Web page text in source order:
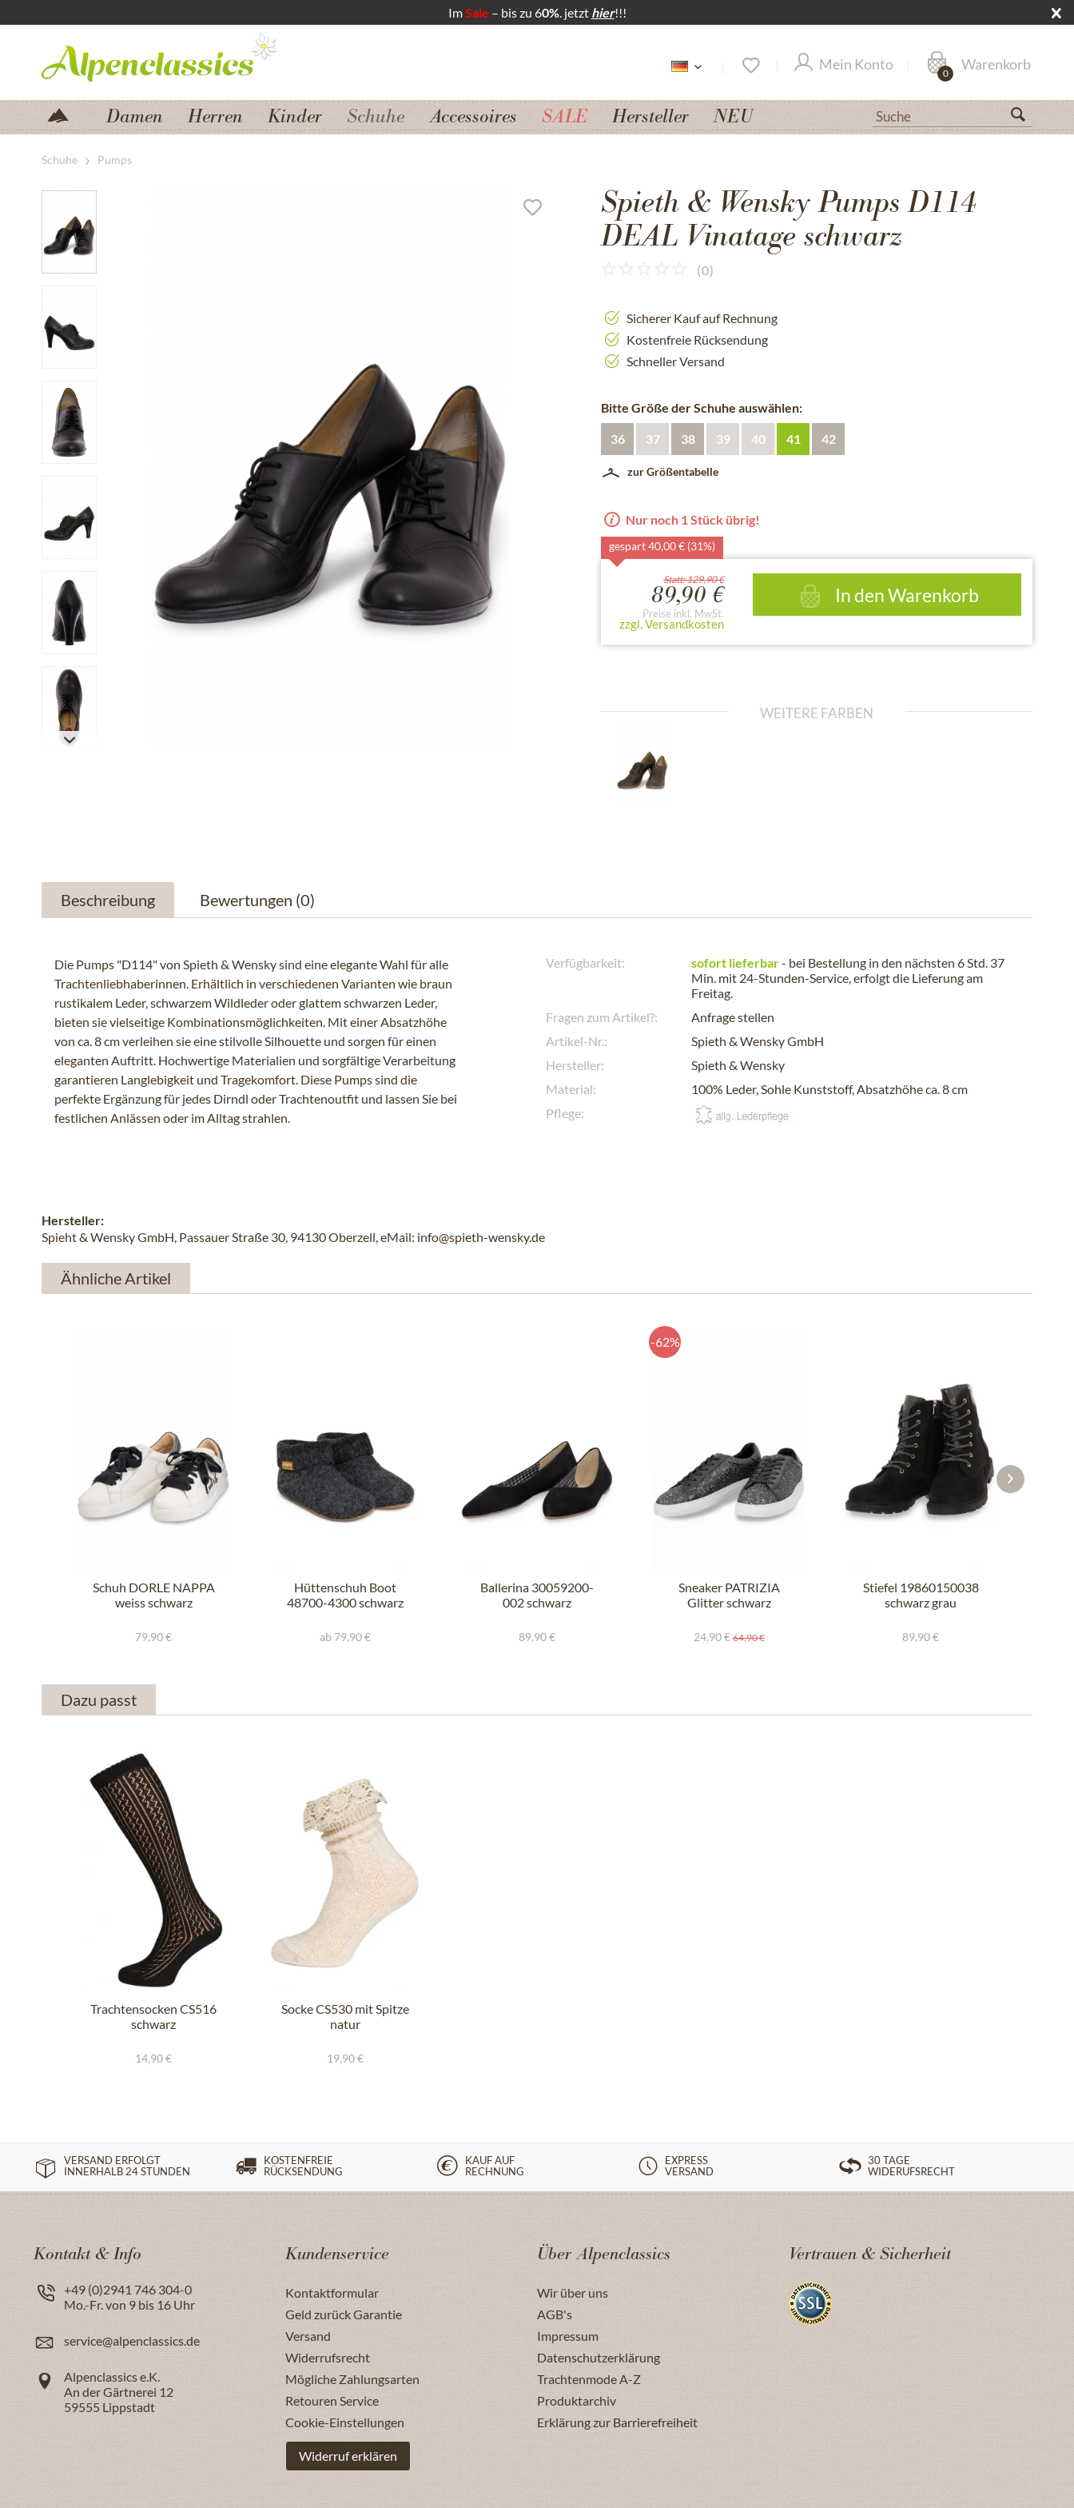
ImSale – bis zu 60%. jetzt hier!!!
Zum Hauptbereich springen
Mein Konto Warenkorb
0
Damen Herren Kinder Schuhe Accessoires SALE Hersteller NEU
Schuhe Pumps
Spieth & Wensky Pumps D114
DEAL Vinatage schwarz
(0)
Sicherer Kauf auf Rechnung
Kostenfreie Rücksendung
Schneller Versand
Bitte Größe der Schuhe auswählen:
36 37 38 39 40 41 42
zur Größentabelle
Nur noch 1 Stück übrig!
Statt: 129,90 €
89,90 €
gespart 40,00 € (31%)
Preise inkl. MwSt.
zzgl. Versandkosten
In denWarenkorb
WEITERE FARBEN
Beschreibung Bewertungen (0)
Die Pumps "D114" von Spieth & Wensky sind eine elegante Wahl für alle
Trachtenliebhaberinnen. Erhältlich in verschiedenen Varianten wie braun
rustikalem Leder, schwarzem Wildleder oder glattem schwarzen Leder,
bieten sie vielseitige Kombinationsmöglichkeiten. Mit einer Absatzhöhe
von ca. 8 cm verleihen sie eine stilvolle Silhouette und sorgen für einen
eleganten Auftritt. Hochwertige Materialien und sorgfältige Verarbeitung
garantieren Langlebigkeit und Tragekomfort. Diese Pumps sind die
perfekte Ergänzung für jedes Dirndl oder Trachtenoutfit und lassen Sie bei
festlichen Anlässen oder im Alltag strahlen.
Verfügbarkeit: sofort lieferbar- bei Bestellung in den nächsten 6 Std. 37
Min. mit 24-Stunden-Service, erfolgt die Lieferung am
Freitag.
Fragen zum Artikel?:
Anfrage stellen
Artikel-Nr.:
Spieth & Wensky GmbH
Hersteller:
Spieth & Wensky
Material:
100% Leder, Sohle Kunststoff, Absatzhöhe ca. 8 cm
Pflege:
Hersteller:
Spieht & Wensky GmbH, Passauer Straße 30, 94130 Oberzell, eMail: info@spieth-wensky.de
Ähnliche Artikel
Schuh DORLE NAPPA
weiss schwarz
79,90 €
Hüttenschuh Boot
48700-4300 schwarz
ab 79,90 €
Ballerina 30059200-
002 schwarz
89,90 €
-62%
Sneaker PATRIZIA
Glitter schwarz
24,90 € 64,90 €
Stiefel 19860150038
schwarz grau
89,90 €
Dazu passt
Trachtensocken CS516
schwarz
14,90 €
Socke CS530 mit Spitze
natur
19,90 €
VERSAND ERFOLGT
INNERHALB 24 STUNDEN
KOSTENFREIE
RÜCKSENDUNG
KAUF AUF
RECHNUNG
EXPRESS
VERSAND
30 TAGE
WIDERUFSRECHT
Kontakt & Info
+49 (0)2941 746 304-0
Mo.-Fr. von 9 bis 16 Uhr
service@alpenclassics.de
Alpenclassics e.K.
An der Gärtnerei 12
59555 Lippstadt
Kundenservice
Kontaktformular
Geld zurück Garantie
Versand
Widerrufsrecht
Mögliche Zahlungsarten
Retouren Service
Cookie-Einstellungen
Widerruf erklären
Über Alpenclassics
Wir über uns
AGB's
Impressum
Datenschutzerklärung
Trachtenmode A-Z
Produktarchiv
Erklärung zur Barrierefreiheit
Vertrauen & Sicherheit